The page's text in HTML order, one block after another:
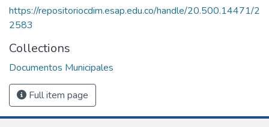
https://repositoriocdim.esap.edu.co/handle/20.500.14471/2
2583
Collections
Documentos Municipales
Full item page